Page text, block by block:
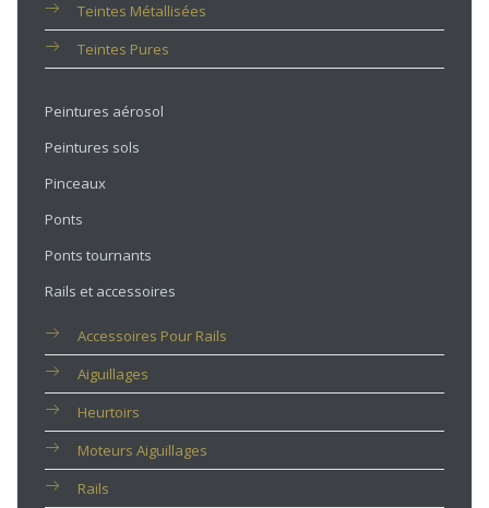
Teintes Métallisées
Teintes Pures
Peintures aérosol
Peintures sols
Pinceaux
Ponts
Ponts tournants
Rails et accessoires
Accessoires Pour Rails
Aiguillages
Heurtoirs
Moteurs Aiguillages
Rails